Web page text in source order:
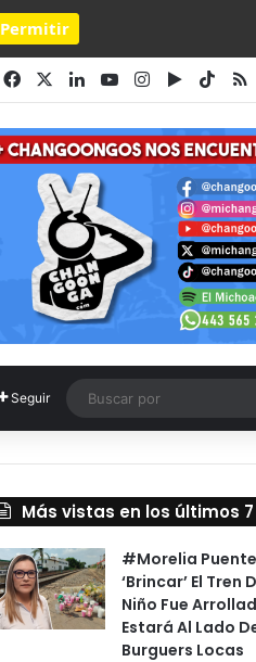
Permitir
FacebookLinkedInYouTubeInstagram
Google
Seguir
Más vistas en los últimos
#Morelia
‘Brincar’ El Tren
Niño Fue
Estará Al Lado
Burguers Locas